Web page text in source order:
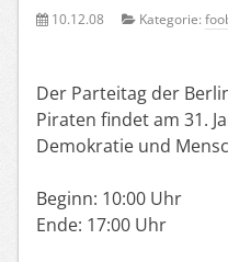
10.12.08 Kategorie:
Der Parteitag der
Piraten findet am 31.
Demokratie und
Beginn: 10:00 Uhr
Ende: 17:00 Uhr